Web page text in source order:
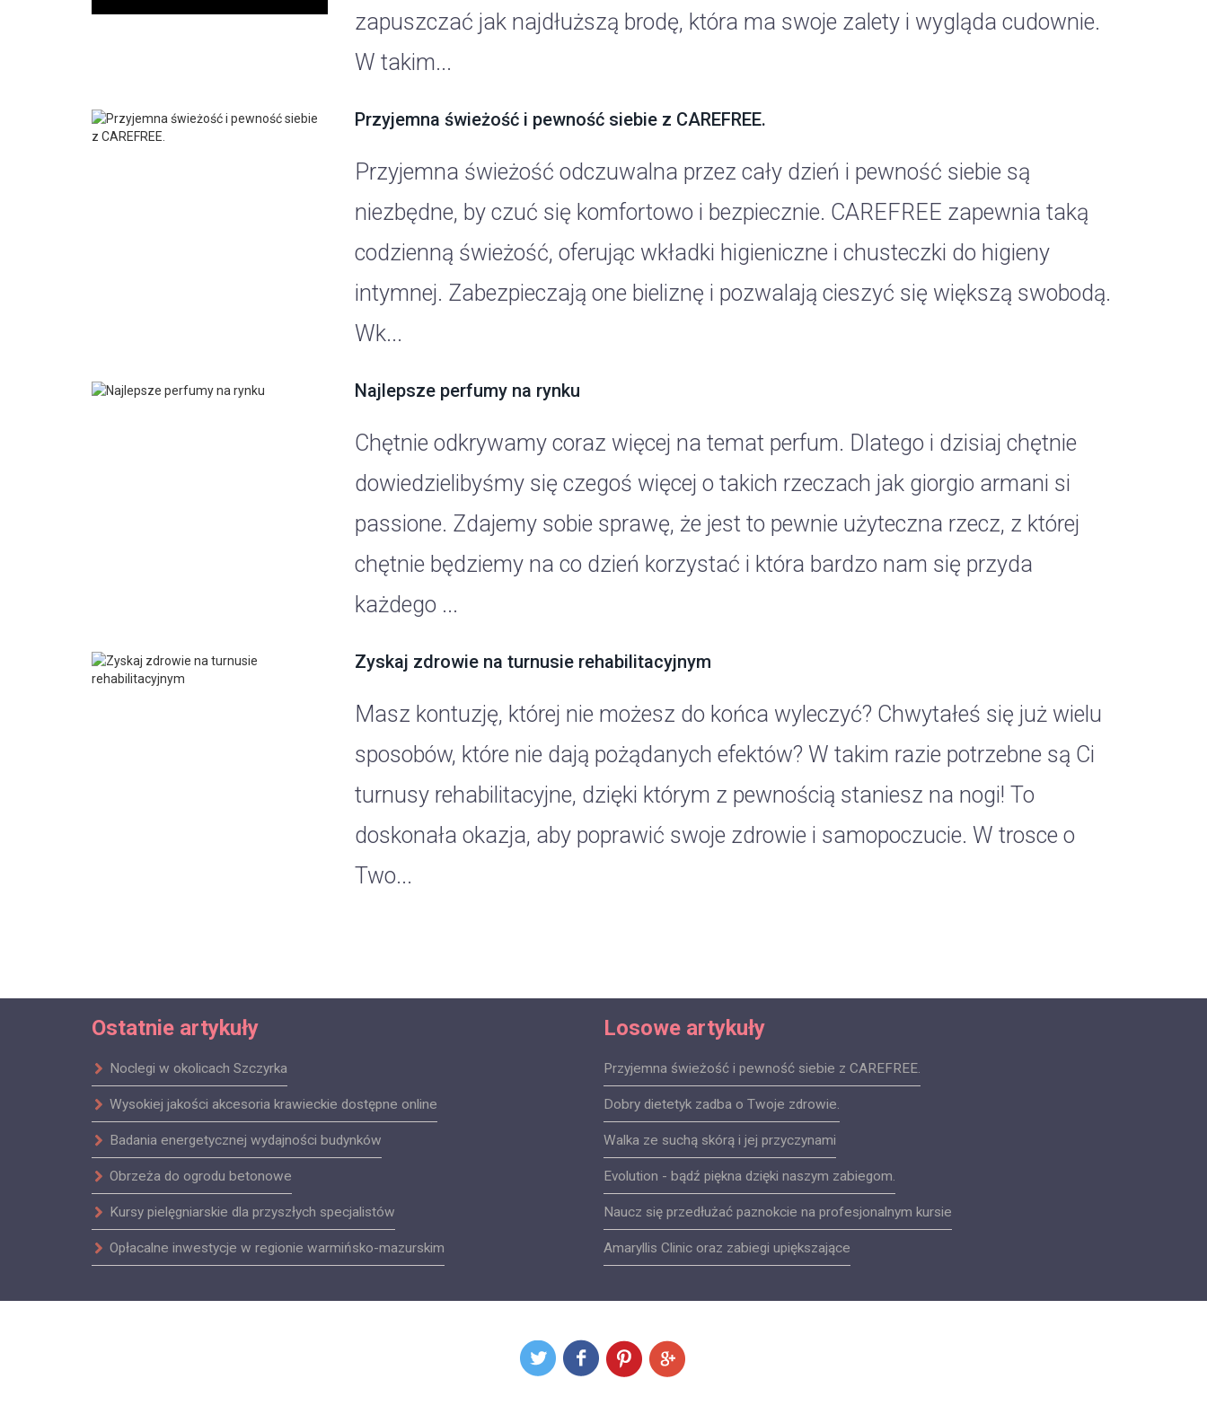
zapuszczać jak najdłuższą brodę, która ma swoje zalety i wygląda cudownie.
W takim...
Przyjemna świeżość i pewność siebie z CAREFREE.
Przyjemna świeżość odczuwalna przez cały dzień i pewność siebie są
niezbędne, by czuć się komfortowo i bezpiecznie. CAREFREE zapewnia taką
codzienną świeżość, oferując wkładki higieniczne i chusteczki do higieny
intymnej. Zabezpieczają one bieliznę i pozwalają cieszyć się większą swobodą.
Wk...
Najlepsze perfumy na rynku
Chętnie odkrywamy coraz więcej na temat perfum. Dlatego i dzisiaj chętnie
dowiedzielibyśmy się czegoś więcej o takich rzeczach jak giorgio armani si
passione. Zdajemy sobie sprawę, że jest to pewnie użyteczna rzecz, z której
chętnie będziemy na co dzień korzystać i która bardzo nam się przyda
każdego ...
Zyskaj zdrowie na turnusie rehabilitacyjnym
Masz kontuzję, której nie możesz do końca wyleczyć? Chwytałeś się już wielu
sposobów, które nie dają pożądanych efektów? W takim razie potrzebne są Ci
turnusy rehabilitacyjne, dzięki którym z pewnością staniesz na nogi! To
doskonała okazja, aby poprawić swoje zdrowie i samopoczucie. W trosce o
Two...
Ostatnie artykuły
Noclegi w okolicach Szczyrka
Wysokiej jakości akcesoria krawieckie dostępne online
Badania energetycznej wydajności budynków
Obrzeża do ogrodu betonowe
Kursy pielęgniarskie dla przyszłych specjalistów
Opłacalne inwestycje w regionie warmińsko-mazurskim
Losowe artykuły
Przyjemna świeżość i pewność siebie z CAREFREE.
Dobry dietetyk zadba o Twoje zdrowie.
Walka ze suchą skórą i jej przyczynami
Evolution - bądź piękna dzięki naszym zabiegom.
Naucz się przedłużać paznokcie na profesjonalnym kursie
Amaryllis Clinic oraz zabiegi upiększające